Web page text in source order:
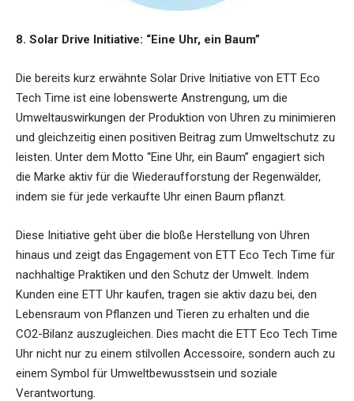
8. Solar Drive Initiative: “Eine Uhr, ein Baum”
Die bereits kurz erwähnte Solar Drive Initiative von ETT Eco
Tech Time ist eine lobenswerte Anstrengung, um die
Umweltauswirkungen der Produktion von Uhren zu minimieren
und gleichzeitig einen positiven Beitrag zum Umweltschutz zu
leisten. Unter dem Motto “Eine Uhr, ein Baum” engagiert sich
die Marke aktiv für die Wiederaufforstung der Regenwälder,
indem sie für jede verkaufte Uhr einen Baum pflanzt.
Diese Initiative geht über die bloße Herstellung von Uhren
hinaus und zeigt das Engagement von ETT Eco Tech Time für
nachhaltige Praktiken und den Schutz der Umwelt. Indem
Kunden eine ETT Uhr kaufen, tragen sie aktiv dazu bei, den
Lebensraum von Pflanzen und Tieren zu erhalten und die
CO2-Bilanz auszugleichen. Dies macht die ETT Eco Tech Time
Uhr nicht nur zu einem stilvollen Accessoire, sondern auch zu
einem Symbol für Umweltbewusstsein und soziale
Verantwortung.